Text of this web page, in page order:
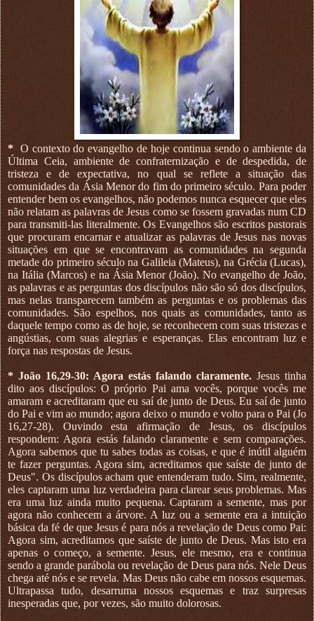
*
O contexto do evangelho de hoje continua sendo o ambiente da
Última Ceia, ambiente de confraternização e de despedida, de
tristeza e de expectativa, no qual se reflete a situação das
comunidades da Ásia Menor do fim do primeiro século. Para poder
entender bem os evangelhos, não podemos nunca esquecer que eles
não relatam as palavras de Jesus como se fossem gravadas num CD
para transmiti-las literalmente. Os Evangelhos são escritos pastorais
que procuram encarnar e atualizar as palavras de Jesus nas novas
situações em que se encontravam as comunidades na segunda
metade do primeiro século na Galileia (Mateus), na Grécia (Lucas),
na Itália (Marcos) e na Ásia Menor (João). No evangelho de João,
as palavras e as perguntas dos discípulos não são só dos discípulos,
mas nelas transparecem também as perguntas e os problemas das
comunidades. São espelhos, nos quais as comunidades, tanto as
daquele tempo como as de hoje, se reconhecem com suas tristezas e
angústias, com suas alegrias e esperanças. Elas encontram luz e
força nas respostas de Jesus.
* João 16,29-30: Agora estás falando claramente. Jesus tinha
dito aos discípulos: O próprio Pai ama vocês, porque vocês me
amaram e acreditaram que eu saí de junto de Deus. Eu saí de junto
do Pai e vim ao mundo; agora deixo o mundo e volto para o Pai (Jo
16,27-28). Ouvindo esta afirmação de Jesus, os discípulos
respondem: Agora estás falando claramente e sem comparações.
Agora sabemos que tu sabes todas as coisas, e que é inútil alguém
te fazer perguntas. Agora sim, acreditamos que saíste de junto de
Deus". Os discípulos acham que entenderam tudo. Sim, realmente,
eles captaram uma luz verdadeira para clarear seus problemas. Mas
era uma luz ainda muito pequena. Captaram a semente, mas por
agora não conhecem a árvore. A luz ou a semente era a intuição
básica da fé de que Jesus é para nós a revelação de Deus como Pai:
Agora sim, acreditamos que saíste de junto de Deus. Mas isto era
apenas o começo, a semente. Jesus, ele mesmo, era e continua
sendo a grande parábola ou revelação de Deus para nós. Nele Deus
chega até nós e se revela. Mas Deus não cabe em nossos esquemas.
Ultrapassa tudo, desarruma nossos esquemas e traz surpresas
inesperadas que, por vezes, são muito dolorosas.